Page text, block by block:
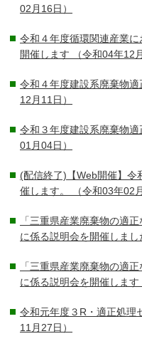
02月16日）
令和４年度循環関連産業
開催します （令和04年12
令和４年度建設系廃棄物
12月11日）
令和３年度建設系廃棄物
01月04日）
(配信終了)【Web開催】令
催します。
（令和03年02
「三重県産業廃棄物の適
に係る説明会を開催しまし
「三重県産業廃棄物の適
に係る説明会を開催します
令和元年度３R・適正処理
11月27日）